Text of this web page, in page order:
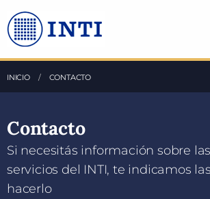
Saltea al Contenido principal
INICIO ACTUAL:
CONTACTO
Contacto
Si necesitás información sobre
servicios del INTI, te indicamos
hacerlo